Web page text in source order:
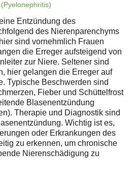
Entzündung des
des Nierenparenchyms
sind vornehmlich Frauen
die Erreger aufsteigend von
zur Niere. Seltener sind
hier gelangen die Erreger auf
Typische Beschwerden sind
Fieber und Schüttelfrost
Blasenentzündung
Therapie und Diagnostik sind
Wichtig ist es,
oder Erkrankungen des
zu erkennen, um chronische
Nierenschädigung zu